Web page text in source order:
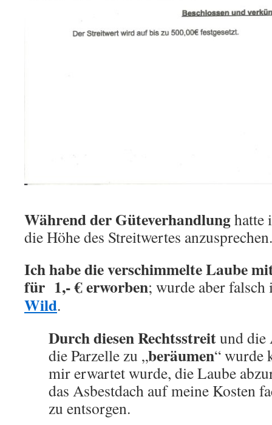
Während der Güteverhandlunghatte
die Höhe des Streitwertes anzusprechen.
Ich habe die verschimmelte Laube
für 1,- € erworben; wurde aber
Wild.
Durch diesen Rechtsstreitund die
die Parzelle zu „beräumen“ wurde
mir erwartet wurde, die Laube
das Asbestdach auf meine Kosten
zu entsorgen.